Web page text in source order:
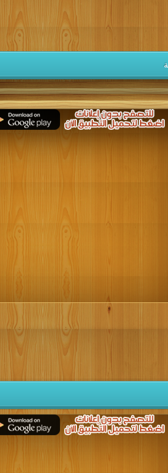
كتب 1931
كتب 1930
كتب 1923 كتب 1922
كتب 1921
كتب 1914 كتب 1913
كتب 1912
كتب 1905 كتب 1904
كتب 1903